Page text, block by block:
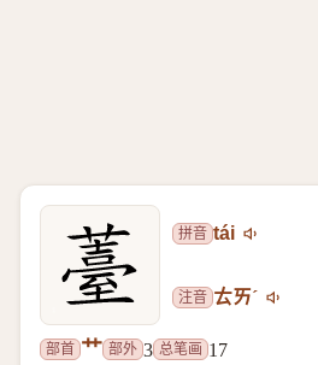
拼音 tái
注音 ㄊㄞˊ
部首 艹 部外 3 总笔画 17